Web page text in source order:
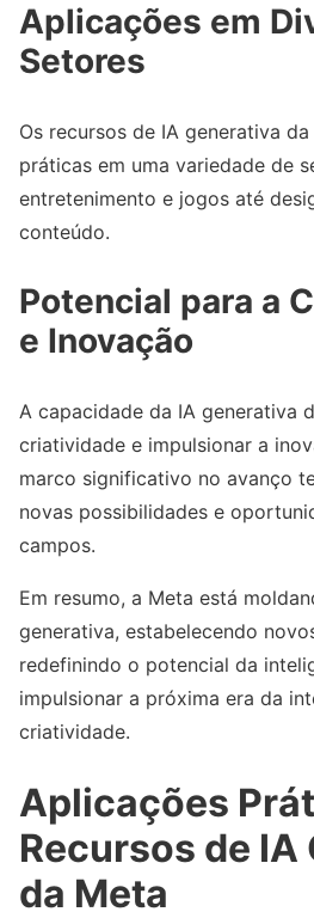
Aplicações em
Setores
Os recursos de IA generativa
práticas em uma variedade de
entretenimento e jogos até
conteúdo.
Potencial para a
e Inovação
A capacidade da IA generativa
criatividade e impulsionar a
marco significativo no avanço
novas possibilidades e
campos.
Em resumo, a Meta está
generativa, estabelecendo
redefinindo o potencial da
impulsionar a próxima era da
criatividade.
Aplicações
Recursos de IA
da Meta